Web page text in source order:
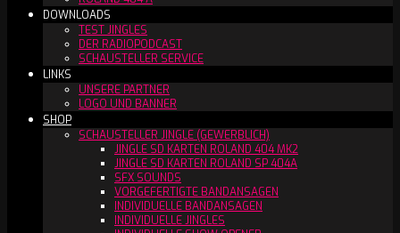
DOWNLOADS
TEST JINGLES
DER RADIOPODCAST
SCHAUSTELLER SERVICE
LINKS
UNSERE PARTNER
LOGO UND BANNER
SHOP
SCHAUSTELLER JINGLE (GEWERBLICH)
JINGLE SD KARTEN ROLAND 404 MK2
JINGLE SD KARTEN ROLAND SP 404A
SFX SOUNDS
VORGEFERTIGTE BANDANSAGEN
INDIVIDUELLE BANDANSAGEN
INDIVIDUELLE JINGLES